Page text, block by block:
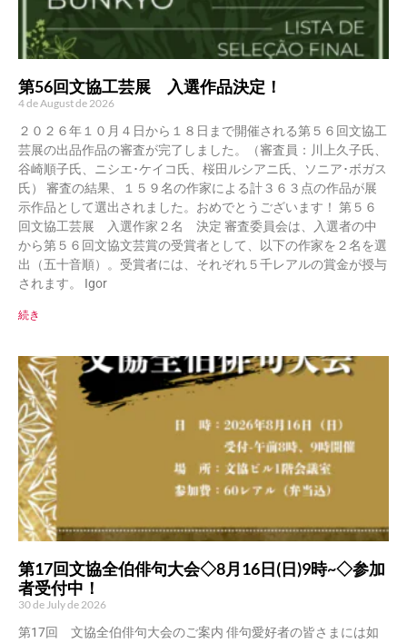
第56回文協工芸展 入選作品決定！
4 de August de 2026
２０２６年１０月４日から１８日まで開催される第５６回文協工
芸展の出品作品の審査が完了しました。（審査員：川上久子氏、
谷崎順子氏、ニシエ･ケイコ氏、桜田ルシアニ氏、ソニア･ボガス
氏） 審査の結果、１５９名の作家による計３６３点の作品が展
示作品として選出されました。おめでとうございます！ 第５６
回文協工芸展 入選作家２名 決定 審査委員会は、入選者の中
から第５６回文協文芸賞の受賞者として、以下の作家を２名を選
出（五十音順）。受賞者には、それぞれ５千レアルの賞金が授与
されます。 Igor
続き
第17回文協全伯俳句大会◇8月16日(日)9時~◇参加
者受付中！
30 de July de 2026
第17回 文協全伯俳句大会のご案内 俳句愛好者の皆さまには如